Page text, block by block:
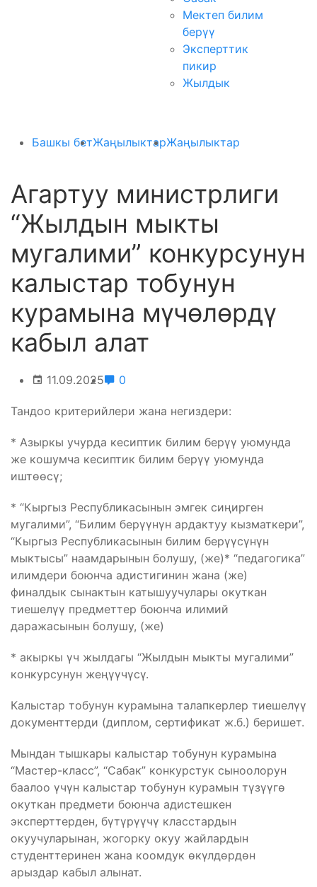
Мектеп билим
берүү
Эксперттик
пикир
Жылдык
Башкы бетЖаңылыктарЖаңылыктар
Агартуу министрлиги
“Жылдын мыкты
мугалими” конкурсунун
калыстар тобунун
курамына мүчөлөрдү
кабыл алат
11.09.2025 0
Тандоо критерийлери жана негиздери:
* Азыркы учурда кесиптик билим берүү уюмунда
же кошумча кесиптик билим берүү уюмунда
иштөөсү;
* “Кыргыз Республикасынын эмгек сиңирген
мугалими”, “Билим берүүнүн ардактуу кызматкери”,
“Кыргыз Республикасынын билим берүүсүнүн
мыктысы” наамдарынын болушу, (же)* “педагогика”
илимдери боюнча адистигинин жана (же)
финалдык сынактын катышуучулары окуткан
тиешелүү предметтер боюнча илимий
даражасынын болушу, (же)
* акыркы үч жылдагы “Жылдын мыкты мугалими”
конкурсунун жеңүүчүсү.
Калыстар тобунун курамына талапкерлер тиешелүү
документтерди (диплом, сертификат ж.б.) беришет.
Мындан тышкары калыстар тобунун курамына
“Мастер-класс”, “Сабак” конкурстук сыноолорун
баалоо үчүн калыстар тобунун курамын түзүүгө
окуткан предмети боюнча адистешкен
эксперттерден, бүтүрүүчү класстардын
окуучуларынан, жогорку окуу жайлардын
студенттеринен жана коомдук өкүлдөрдөн
арыздар кабыл алынат.